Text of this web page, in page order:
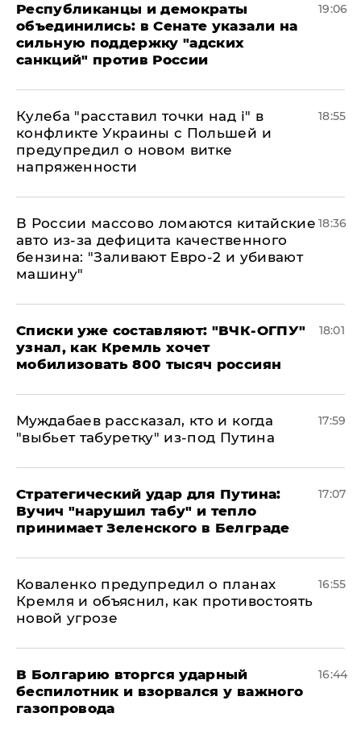
Республиканцы и демократы
объединились: в Сенате указали на
сильную поддержку "адских
санкций" против России
19:06
Кулеба "расставил точки над і" в
конфликте Украины с Польшей и
предупредил о новом витке
напряженности
18:55
В России массово ломаются китайские
авто из-за дефицита качественного
бензина: "Заливают Евро-2 и убивают
машину"
18:36
Списки уже составляют: "ВЧК-ОГПУ"
узнал, как Кремль хочет
мобилизовать 800 тысяч россиян
18:01
Муждабаев рассказал, кто и когда
"выбьет табуретку" из-под Путина
17:59
Стратегический удар для Путина:
Вучич "нарушил табу" и тепло
принимает Зеленского в Белграде
17:07
Коваленко предупредил о планах
Кремля и объяснил, как противостоять
новой угрозе
16:55
В Болгарию вторгся ударный
беспилотник и взорвался у важного
газопровода
16:44